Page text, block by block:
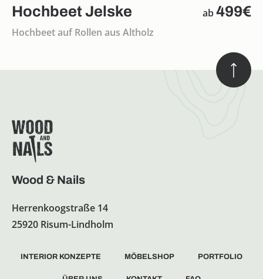
Hochbeet Jelske ab499€
Hochbeet auf Rollen aus Altholz
Wood & Nails
Herrenkoogstraße 14
25920 Risum-Lindholm
INTERIOR KONZEPTE MÖBELSHOP PORTFOLIO